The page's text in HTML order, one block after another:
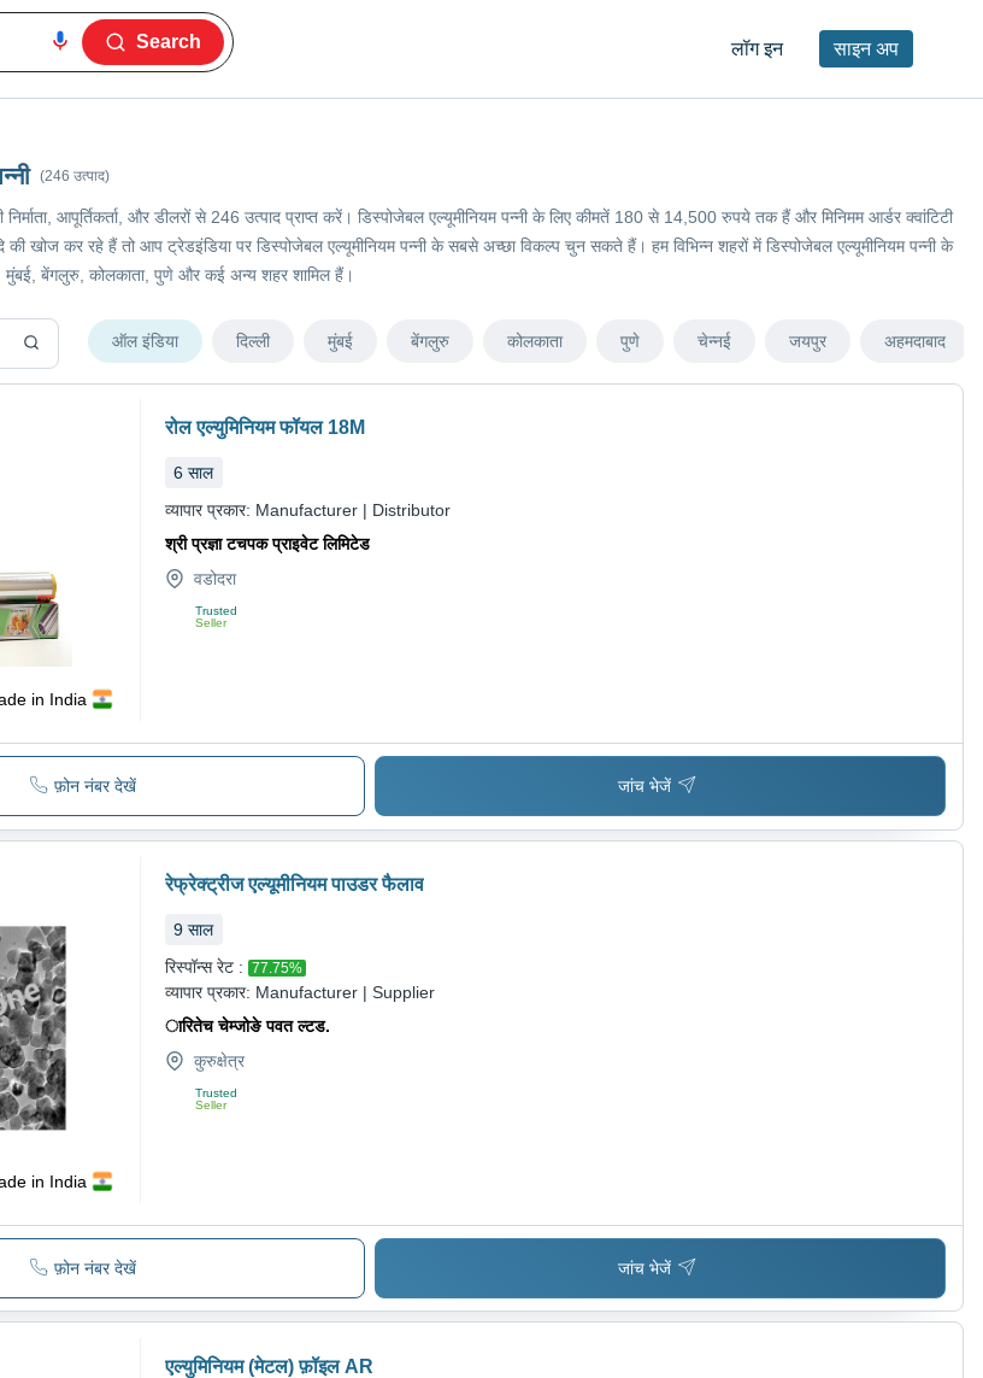
लॉग इन साइन अप
Search
(246 उत्पाद)
निर्माता, आपूर्तिकर्ता, और डीलरों से 246 उत्पाद प्राप्त करें। डिस्पोजेबल एल्यूमीनियम पन्नी के लिए कीमतें 180 से 14,500 रुपये तक हैं और मिनिमम आर्डर क्वांटिटी
खोज कर रहे हैं तो आप ट्रेडइंडिया पर डिस्पोजेबल एल्यूमीनियम पन्नी के सबसे अच्छा विकल्प चुन सकते हैं। हम विभिन्न शहरों में डिस्पोजेबल एल्यूमीनियम पन्नी के
मुंबई, बेंगलुरु, कोलकाता, पुणे और कई अन्य शहर शामिल हैं।
ऑल इंडिया दिल्ली मुंबई बेंगलुरु कोलकाता पुणे चेन्नई जयपुर अहमदाबाद
in India
रोल एल्युमिनियम फॉयल 18M
6 साल
व्यापार प्रकार: Manufacturer | Distributor
श्री प्रज्ञा टचपक प्राइवेट लिमिटेड
वडोदरा
Trusted
Seller
फ़ोन नंबर देखें जांच भेजें
in India
रेफ्रेक्ट्रीज एल्यूमीनियम पाउडर फैलाव
9 साल
रिस्पॉन्स रेट : 77.75%
व्यापार प्रकार: Manufacturer | Supplier
ारितेच चेम्जोङे पवत ल्टड.
कुरुक्षेत्र
Trusted
Seller
फ़ोन नंबर देखें जांच भेजें
एल्युमिनियम (मेटल) फ़ॉइल AR